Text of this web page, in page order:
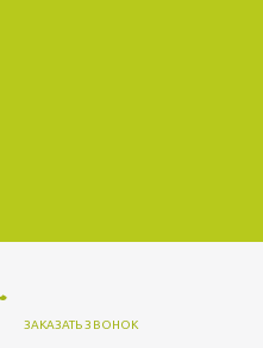
ЗАКАЗАТЬ ЗВОНОК